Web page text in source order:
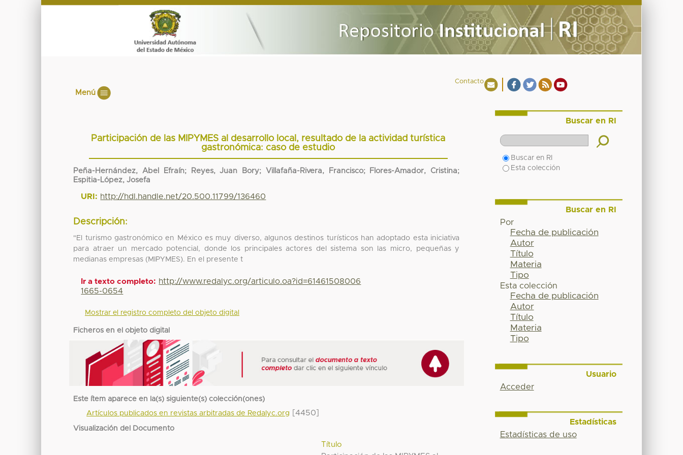
Contacto
Menú
Participación de las MIPYMES al desarrollo local, resultado de la actividad turística
gastronómica: caso de estudio
Peña-Hernández, Abel Efraín; Reyes, Juan Bory; Villafaña-Rivera, Francisco; Flores-Amador, Cristina;
Espitia-López, Josefa
URI: http://hdl.handle.net/20.500.11799/136460
Descripción:
"El turismo gastronómico en México es muy diverso, algunos destinos turísticos han adoptado esta iniciativa
para atraer un mercado potencial, donde los principales actores del sistema son las micro, pequeñas y
medianas empresas (MIPYMES). En el presente t
Ir a texto completo: http://www.redalyc.org/articulo.oa?id=61461508006
1665-0654
Mostrar el registro completo del objeto digital
Ficheros en el objeto digital
Este ítem aparece en la(s) siguiente(s) colección(ones)
Artículos publicados en revistas arbitradas de Redalyc.org
[4450]
Visualización del Documento
Título
Buscar en RI
Buscar en RI
Esta colección
Buscar en RI
Por
Fecha de publicación
Autor
Título
Materia
Tipo
Esta colección
Fecha de publicación
Autor
Título
Materia
Tipo
Usuario
Acceder
Estadísticas
Estadísticas de uso